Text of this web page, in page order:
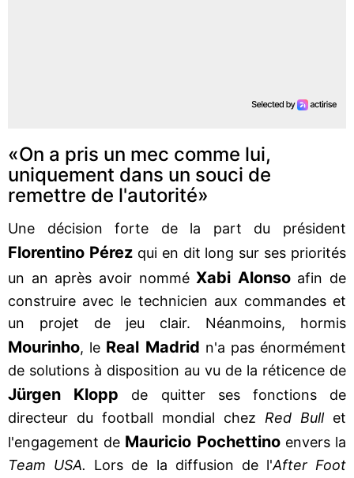
«On a pris un mec comme lui,
uniquement dans un souci de
remettre de l'autorité»
Une décision forte de la part du président
Florentino Pérez qui en dit long sur ses priorités
un an après avoir nomméXabi Alonso afin de
construire avec le technicien aux commandes et
un projet de jeu clair. Néanmoins, hormis
Mourinho, le Real Madrid n'a pas énormément
de solutions à disposition au vu de la réticence de
Jürgen Klopp
de quitter ses fonctions de
directeur du football mondial chez Red Bull et
l'engagement de Mauricio Pochettino envers la
Team USA. Lors de la diffusion de l'After Foot